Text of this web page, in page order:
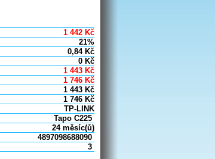
1 442 Kč
21%
0,84 Kč
0 Kč
1 443 Kč
1 746 Kč
1 443 Kč
1 746 Kč
TP-LINK
Tapo C225
24 měsíc(ů)
4897098688090
3